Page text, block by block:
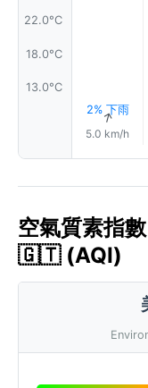
22.0°C
18.0°C
13.0°C
2% 下雨
↑
5.0 km/h
空氣質素指
🇬🇹 (AQI)